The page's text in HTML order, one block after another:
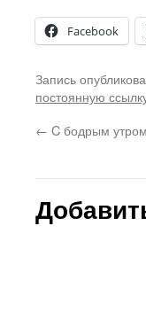
Facebook
Запись
постоянную
← C бодрым